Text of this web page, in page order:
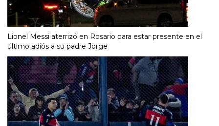
Lionel Messi aterrizó en Rosario para estar presente en el
último adiós a su padre Jorge